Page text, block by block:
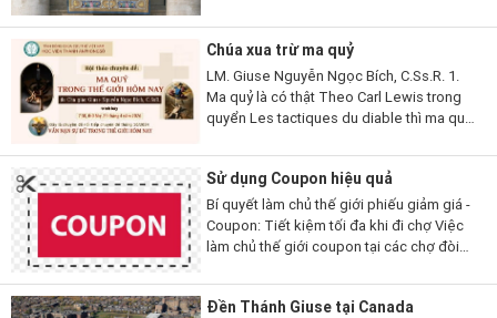
thiện thuộc nhiều thời đại và hoàn cảnh
khác...
Chúa xua trừ ma quỷ
LM. Giuse Nguyễn Ngọc Bích, C.Ss.R. 1.
Ma quỷ là có thật Theo Carl Lewis trong
quyển Les tactiques du diable thì ma quỷ
không tin có nó để nó được tự...
Sử dụng Coupon hiệu quả
Bí quyết làm chủ thế giới phiếu giảm giá -
Coupon: Tiết kiệm tối đa khi đi chợ Việc
làm chủ thế giới coupon tại các chợ đòi
động sang người...
Đền Thánh Giuse tại Canada